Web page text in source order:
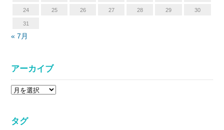
24 25 26 27 28 29 30
31
« 7月
アーカイブ
ア
イ
タグ